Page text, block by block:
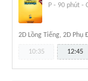
P - 90 phút -
2D Lồng Tiếng, 2D
10:35 12:45